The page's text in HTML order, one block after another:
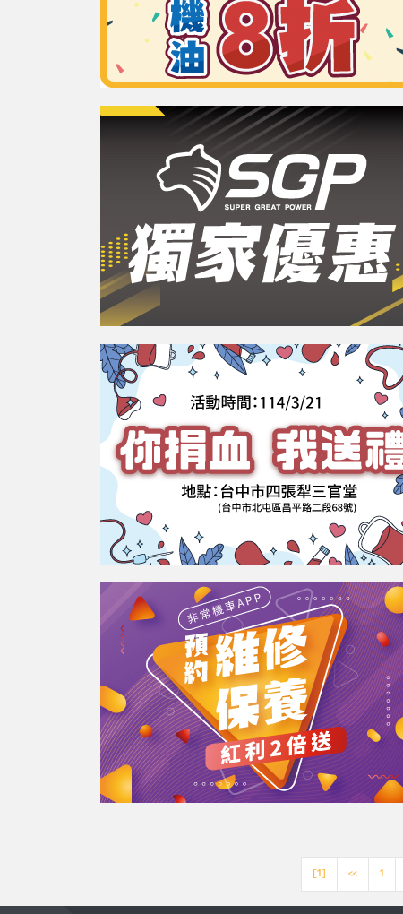
[1] << 1